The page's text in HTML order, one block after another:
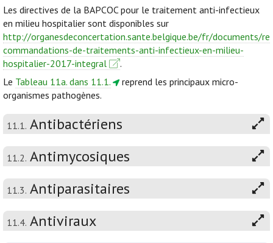
Les directives de la BAPCOC pour le traitement anti-infectieux
en milieu hospitalier sont disponibles sur
http://organesdeconcertation.sante.belgique.be/fr/documents/re
commandations-de-traitements-anti-infectieux-en-milieu-
hospitalier-2017-integral
.
Le Tableau 11a. dans 11.1.
reprend les principaux micro-
organismes pathogènes.
11.1. Antibactériens
11.2. Antimycosiques
11.3. Antiparasitaires
11.4. Antiviraux